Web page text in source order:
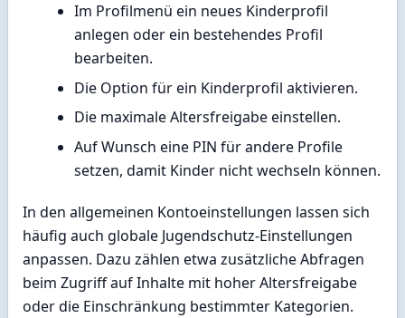
Im Profilmenü ein neues Kinderprofil
anlegen oder ein bestehendes Profil
bearbeiten.
Die Option für ein Kinderprofil aktivieren.
Die maximale Altersfreigabe einstellen.
Auf Wunsch eine PIN für andere Profile
setzen, damit Kinder nicht wechseln können.
In den allgemeinen Kontoeinstellungen lassen sich
häufig auch globale Jugendschutz-Einstellungen
anpassen. Dazu zählen etwa zusätzliche Abfragen
beim Zugriff auf Inhalte mit hoher Altersfreigabe
oder die Einschränkung bestimmter Kategorien.